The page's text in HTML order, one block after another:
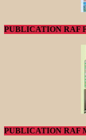
PUBLICATION RAF
PUBLICATION RAF